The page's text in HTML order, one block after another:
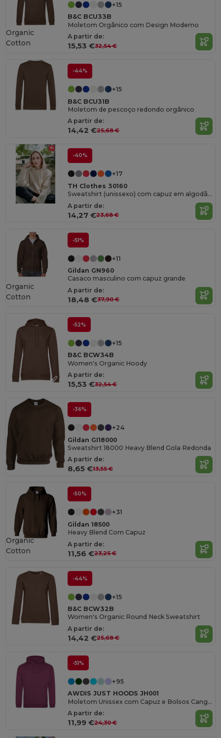
+15
B&C BCU33B
Moletom Orgânico com Design Moderno
A partir de:
15,53 €32,54 €
Organic
Cotton
-44%
+15
B&C BCU31B
Moletom de pescoço redondo orgânico
A partir de:
14,42 €25,68 €
-40%
+17
TH Clothes 30160
Sweatshirt (unissexo) com capuz em algodão e poliéster
A partir de:
14,27 €23,68 €
-51%
+11
Gildan GN960
Casaco masculino com capuz grande
A partir de:
18,48 €37,90 €
Organic
Cotton
-52%
+15
B&C BCW34B
Women's Organic Hoody
A partir de:
15,53 €32,54 €
-36%
+24
Gildan GI18000
Sweatshirt 18000 Heavy Blend Gola Redonda
A partir de:
8,65 €13,55 €
-50%
+31
Gildan 18500
Heavy Blend Com Capuz
A partir de:
11,56 €23,25 €
Organic
Cotton
-44%
+15
B&C BCW32B
Women's Organic Round Neck Sweatshirt
A partir de:
14,42 €25,68 €
-51%
+95
AWDIS JUST HOODS JH001
Moletom Unissex com Capuz e Bolsos Canguru
A partir de:
11,99 €24,30 €